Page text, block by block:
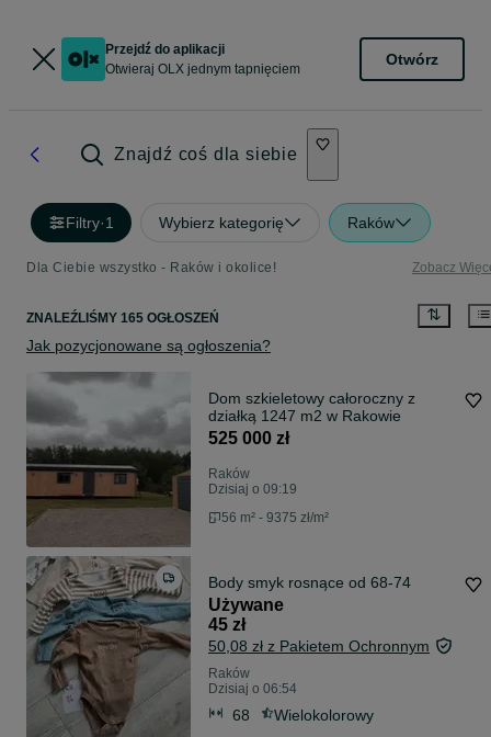
Przejdź do aplikacji
Otwieraj OLX jednym tapnięciem
Otwórz
Znajdź coś dla siebie
Filtry·1 Wybierz kategorię Raków
Dla Ciebie wszystko - Raków i okolice! Zobacz
ZNALEŹLIŚMY 165 OGŁOSZEŃ
Jak pozycjonowane są ogłoszenia?
Dom szkieletowy całoroczny z
działką 1247 m2 w Rakowie
525 000 zł
Raków
Dzisiaj o 09:19
56 m² - 9375 zł/m²
Body smyk rosnące od 68-74
Używane
45 zł
50,08 zł z Pakietem Ochronnym
Raków
Dzisiaj o 06:54
68 Wielokolorowy